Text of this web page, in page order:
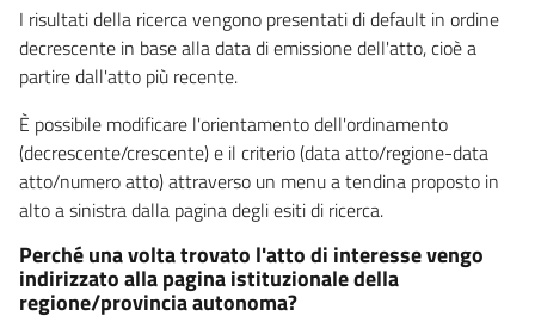
I risultati della ricerca vengono presentati di default in ordine
decrescente in base alla data di emissione dell'atto, cioè a
partire dall'atto più recente.
È possibile modificare l'orientamento dell'ordinamento
(decrescente/crescente) e il criterio (data atto/regione-data
atto/numero atto) attraverso un menu a tendina proposto in
alto a sinistra dalla pagina degli esiti di ricerca.
Perché una volta trovato l'atto di interesse vengo
indirizzato alla pagina istituzionale della
regione/provincia autonoma?